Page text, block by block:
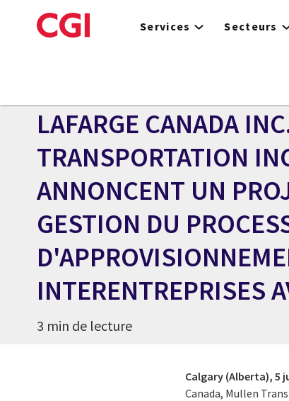
to
Services Secteurs
LAFARGE CANADA
TRANSPORTATION
ANNONCENT UN
GESTION DU
INTERENTREPRISES
3 min de lecture
Calgary (Alberta), 5
Canada, Mullen